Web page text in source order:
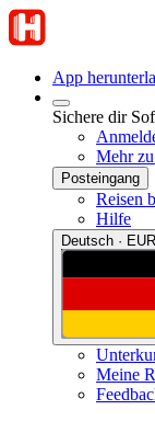
App
Sichere dir
Mehr
Posteingang
Reisen
Hilfe
Deutsch ·
Meine